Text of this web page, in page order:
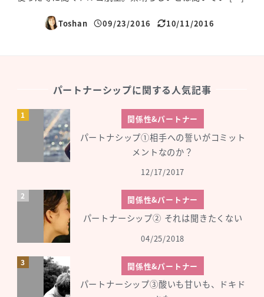
Toshan
投稿日
09/23/2016
更新日
10/11/2016
パートナーシップに関する人気記事
関係性&パートナー
パートナシップ①相手への誓いがコミット
メントなのか？
12/17/2017
関係性&パートナー
パートナーシップ② それは聞きたくない
04/25/2018
関係性&パートナー
パートナーシップ③酸いも甘いも、ドキド